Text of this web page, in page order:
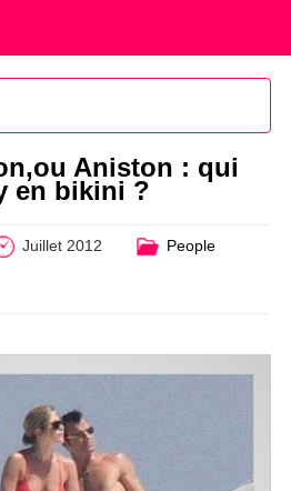
Aniston : qui
en bikini ?
Juillet 2012 People